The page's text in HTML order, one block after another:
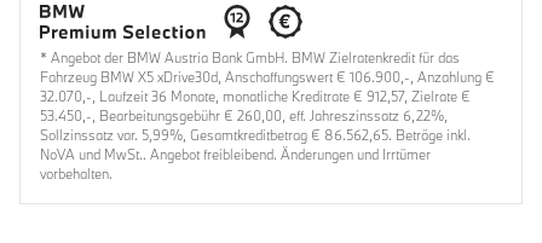
* Angebot der BMW Austria Bank GmbH. BMW Zielratenkredit für das
Fahrzeug BMW X5 xDrive30d, Anschaffungswert € 106.900,-, Anzahlung €
32.070,-, Laufzeit 36 Monate, monatliche Kreditrate € 912,57, Zielrate €
53.450,-, Bearbeitungsgebühr € 260,00, eff. Jahreszinssatz 6,22%,
Sollzinssatz var. 5,99%, Gesamtkreditbetrag € 86.562,65. Beträge inkl.
NoVA und MwSt.. Angebot freibleibend. Änderungen und Irrtümer
vorbehalten.